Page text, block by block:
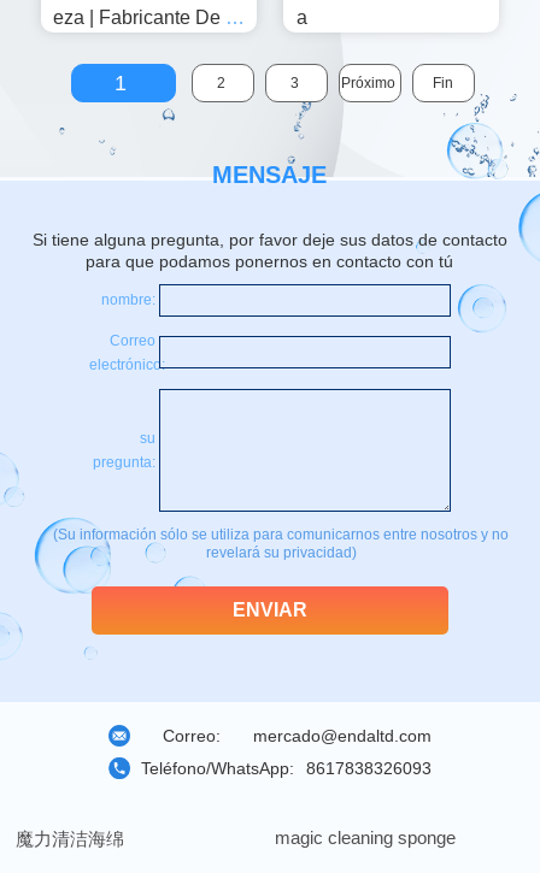
Eza | Fabricante De Es
Amina Personalizadas
Y Al Por Mayor
A
1 2 3 Próximo Fin
MENSAJE
Si tiene alguna pregunta, por favor deje sus datos de contacto
para que podamos ponernos en contacto con tú
nombre:
Correo
electrónico:
su
pregunta:
(Su información sólo se utiliza para comunicarnos entre nosotros y no
revelará su privacidad)
Correo:
mercado@endaltd.com
Teléfono/WhatsApp:
8617838326093
魔力清洁海绵 magic cleaning sponge